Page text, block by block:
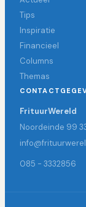
Tips
Inspiratie
Financieel
Columns
Themas
FrituurWereld
Noordeinde 99
085 - 3332856